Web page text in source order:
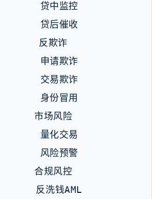
      贷中监控
      贷后催收
    反欺诈
      申请欺诈
      交易欺诈
      身份冒用
    市场风险
      量化交易
      风险预警
    合规风控
      反洗钱AML